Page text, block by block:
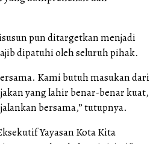
pun ditargetkan menjadi
dipatuhi oleh seluruh pihak.
Kami butuh masukan dari
yang lahir benar-benar kuat,
bersama,” tutupnya.
Yayasan Kota Kita